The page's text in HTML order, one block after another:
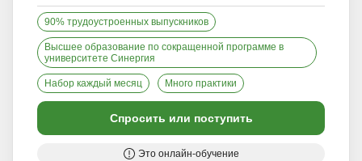
90% трудоустроенных выпускников
Высшее образование по сокращенной программе в
университете Синергия
Набор каждый месяц Много практики
Спросить или поступить
Это онлайн-обучение